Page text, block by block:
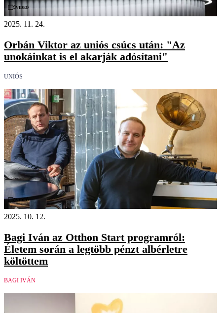
Videó
2025. 11. 24.
Orbán Viktor az uniós csúcs után: "Az
unokáinkat is el akarják adósítani"
UNIÓS
Videó
2025. 10. 12.
Bagi Iván az Otthon Start programról:
Életem során a legtöbb pénzt albérletre
költöttem
BAGI IVÁN